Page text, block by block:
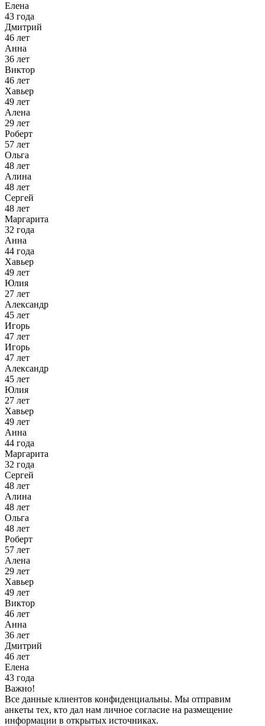
Елена
43 года
Дмитрий
46 лет
Анна
36 лет
Виктор
46 лет
Хавьер
49 лет
Алена
29 лет
Роберт
57 лет
Ольга
48 лет
Алина
48 лет
Сергей
48 лет
Маргарита
32 года
Анна
44 года
Хавьер
49 лет
Юлия
27 лет
Александр
45 лет
Игорь
47 лет
Игорь
47 лет
Александр
45 лет
Юлия
27 лет
Хавьер
49 лет
Анна
44 года
Маргарита
32 года
Сергей
48 лет
Алина
48 лет
Ольга
48 лет
Роберт
57 лет
Алена
29 лет
Хавьер
49 лет
Виктор
46 лет
Анна
36 лет
Дмитрий
46 лет
Елена
43 года
Важно!
Все данные клиентов конфиденциальны. Мы отправим
анкеты тех, кто дал нам личное согласие на размещение
информации в открытых источниках.